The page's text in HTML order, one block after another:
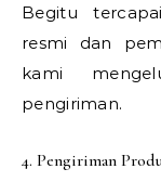
Begitu
resmi dan
kami
pengiriman.
4. Pengiriman